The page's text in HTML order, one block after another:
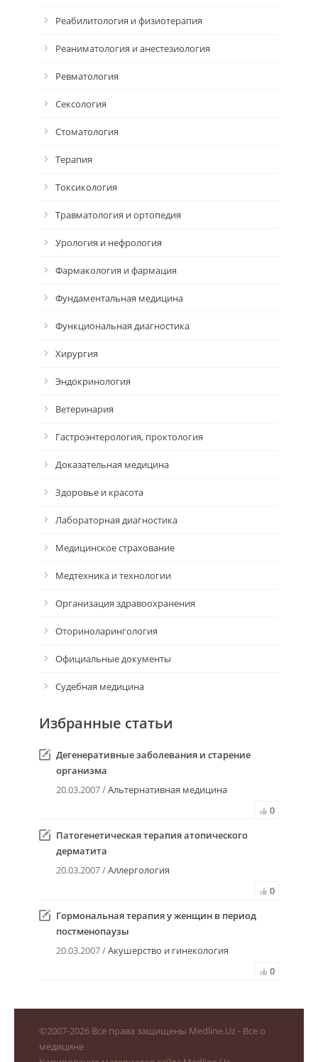
Реабилитология и физиотерапия
Реаниматология и анестезиология
Ревматология
Сексология
Стоматология
Терапия
Токсикология
Травматология и ортопедия
Урология и нефрология
Фармакология и фармация
Фундаментальная медицина
Функциональная диагностика
Хирургия
Эндокринология
Ветеринария
Гастроэнтерология, проктология
Доказательная медицина
Здоровье и красота
Лабораторная диагностика
Медицинское страхование
Медтехника и технологии
Организация здравоохранения
Оториноларингология
Официальные документы
Судебная медицина
Избранные статьи
Дегенеративные заболевания и старение
организма
20.03.2007 /Альтернативная медицина
0
Патогенетическая терапия атопического
дерматита
20.03.2007 /Аллергология
0
Гормональная терапия у женщин в период
постменопаузы
20.03.2007 /Акушерство и гинекология
0
©2007-2026 Все права защищены Medline.Uz - Все о
медицине